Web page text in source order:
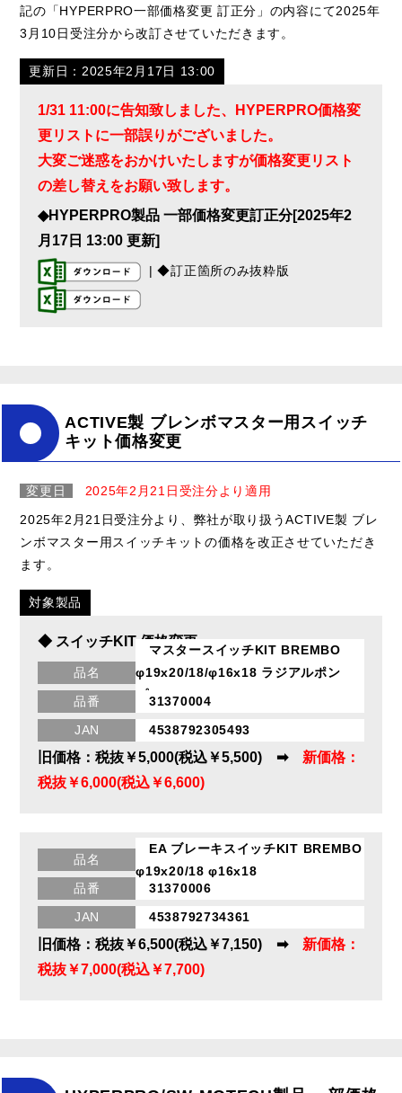
記の「HYPERPRO一部価格変更 訂正分」の内容にて2025年
3月10日受注分から改訂させていただきます。
更新日：2025年2月17日 13:00
1/31 11:00に告知致しました、HYPERPRO価格変
更リストに一部誤りがございました。
大変ご迷惑をおかけいたしますが価格変更リスト
の差し替えをお願い致します。
◆HYPERPRO製品 一部価格変更訂正分[2025年2
月17日 13:00 更新]
| ◆訂正箇所のみ抜粋版
ACTIVE製 ブレンボマスター用スイッチ
キット価格変更
変更日
2025年2月21日受注分より適用
2025年2月21日受注分より、弊社が取り扱うACTIVE製 ブレ
ンボマスター用スイッチキットの価格を改正させていただき
ます。
対象製品
◆ スイッチKIT 価格変更
品名
マスタースイッチKIT BREMBO
φ19x20/18/φ16x18 ラジアルポン
プ
品番
31370004
JAN
4538792305493
旧価格：税抜￥5,000(税込￥5,500) ➡ 新価格：
税抜￥6,000(税込￥6,600)
品名
EA ブレーキスイッチKIT BREMBO
φ19x20/18 φ16x18
品番
31370006
JAN
4538792734361
旧価格：税抜￥6,500(税込￥7,150) ➡ 新価格：
税抜￥7,000(税込￥7,700)